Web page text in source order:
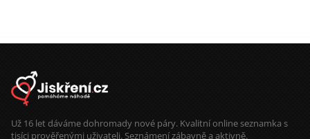
Už 16 let dáváme dohromady nové páry. Kvalitní online seznamka s
tisíci prověřenými uživateli. Seznámení zábavně a aktivně.